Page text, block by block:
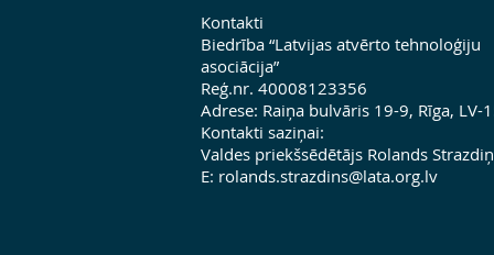
bibliotēkā!
Kontakti
Biedrība “Latvijas atvērto tehnoloģiju
asociācija”
Reģ.nr. 40008123356
Adrese: Raiņa bulvāris 19-9, Rīga, LV-
Kontakti saziņai:
Valdes priekšsēdētājs Rolands
E: rolands.strazdins@lata.org.lv